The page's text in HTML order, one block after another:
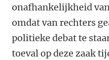
onafhankelijkheid
omdat van rechters
politieke debat te
toeval op deze zaak